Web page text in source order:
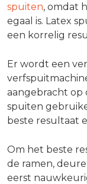
spuiten, omdat
egaal is. Latex
een korrelig
Er wordt een
aangebracht op
spuiten
beste resultaat
Om het beste
de ramen,
eerst